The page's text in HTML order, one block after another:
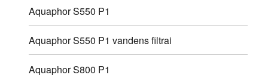
Aquaphor S550 P1
Aquaphor S550 P1 vandens filtrai
Aquaphor S800 P1